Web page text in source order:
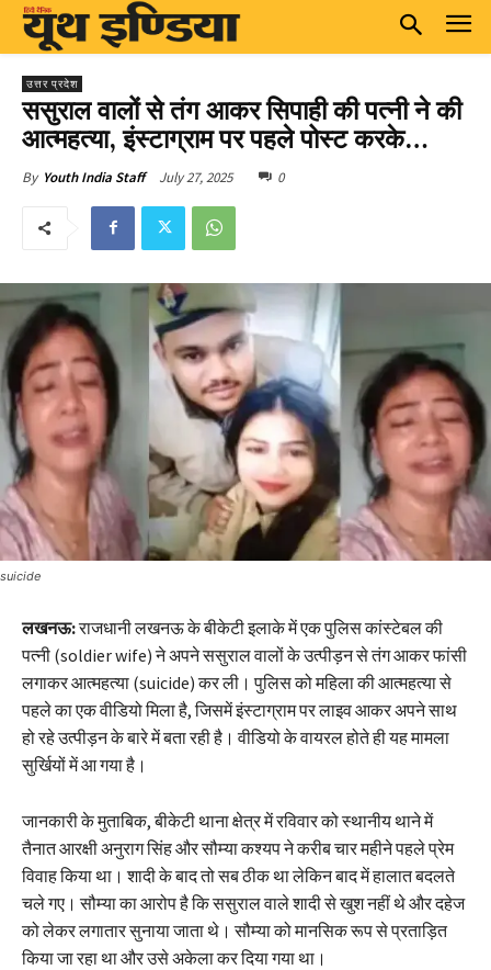
उत्तर प्रदेश
ससुराल वालों से तंग आकर सिपाही की पत्नी ने की
आत्महत्या, इंस्टाग्राम पर पहले पोस्ट करके…
By Youth India Staff July 27, 2025 0
suicide
लखनऊ:राजधानी लखनऊ के बीकेटी इलाके में एक पुलिस कांस्टेबल की
पत्नी (soldier wife) ने अपने ससुराल वालों के उत्पीड़न से तंग आकर फांसी
लगाकर आत्महत्या (suicide) कर ली। पुलिस को महिला की आत्महत्या से
पहले का एक वीडियो मिला है, जिसमें इंस्टाग्राम पर लाइव आकर अपने साथ
हो रहे उत्पीड़न के बारे में बता रही है। वीडियो के वायरल होते ही यह मामला
सुर्खियों में आ गया है।
जानकारी के मुताबिक, बीकेटी थाना क्षेत्र में रविवार को स्थानीय थाने में
तैनात आरक्षी अनुराग सिंह और सौम्या कश्यप ने करीब चार महीने पहले प्रेम
विवाह किया था। शादी के बाद तो सब ठीक था लेकिन बाद में हालात बदलते
चले गए। सौम्या का आरोप है कि ससुराल वाले शादी से खुश नहीं थे और दहेज
को लेकर लगातार सुनाया जाता थे। सौम्या को मानसिक रूप से प्रताड़ित
किया जा रहा था और उसे अकेला कर दिया गया था।